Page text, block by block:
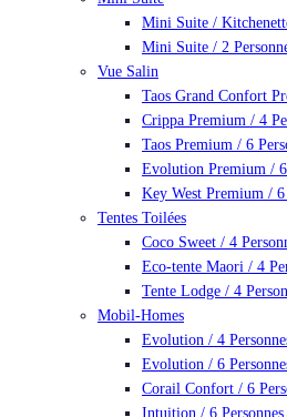
Mini Suite /
Mini Suite / 2
Vue Salin
Taos Grand Confort
Crippa Premium / 4
Taos Premium / 6
Evolution Premium / 6
Key West Premium / 6
Tentes Toilées
Coco Sweet / 4
Eco-tente Maori / 4
Tente Lodge / 4
Mobil-Homes
Evolution / 4
Evolution / 6
Corail Confort / 6
Intuition / 6 Personnes